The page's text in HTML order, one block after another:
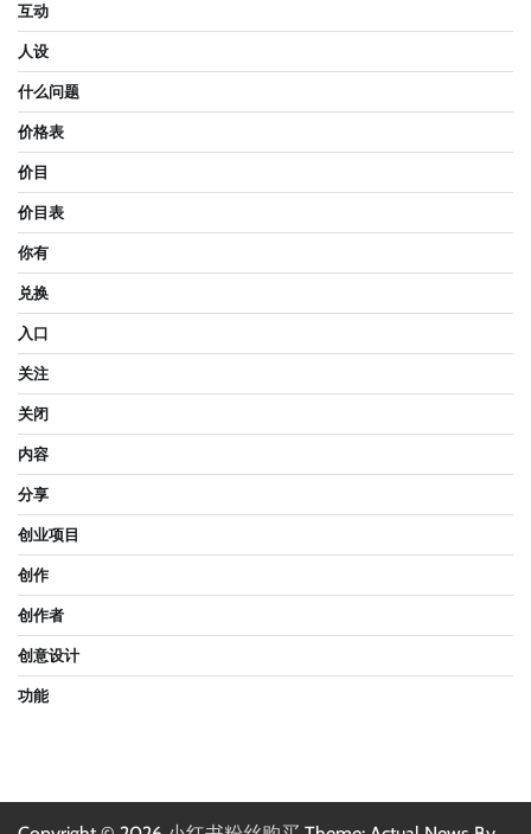
互动
人设
什么问题
价格表
价目
价目表
你有
兑换
入口
关注
关闭
内容
分享
创业项目
创作
创作者
创意设计
功能